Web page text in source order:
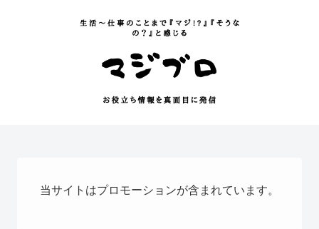
当サイトはプロモーションが含まれています。